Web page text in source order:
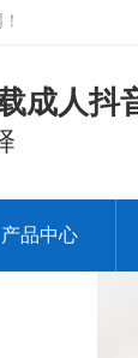
成人抖
产品中心